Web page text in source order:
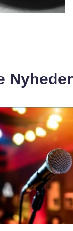
Nyheder